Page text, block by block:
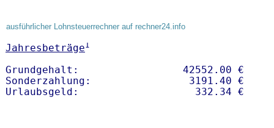
ausführlicher Lohnsteuerrechner auf rechner24.info
Jahresbeträge1
Grundgehalt:                 42552.00 €
Sonderzahlung:                3191.40 €